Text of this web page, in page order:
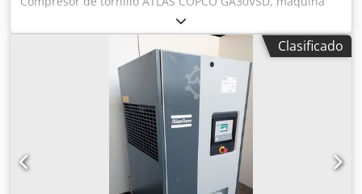
con variador de frecuencia después de servicio Datos
técnicos: capacidad: 5,58 m3/min; motor de 30 kW; presión
máxima: 13 bar; año de fabricación: 2012; horas de uso:
11816!!! Dwedpoy S T Thjfx Al Nja Precio: 24.500 neto /
30.135 bruto El compresor está totalmente operativo, listo
para trabajar y con garantía. Ofrecemos servicio técnico.
Clasificado